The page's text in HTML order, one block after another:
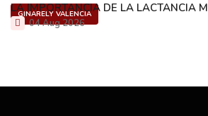
GINARELY VALENCIA
LA IMPORTANCIA DE LA LACTANCIA
04 Aug 2026